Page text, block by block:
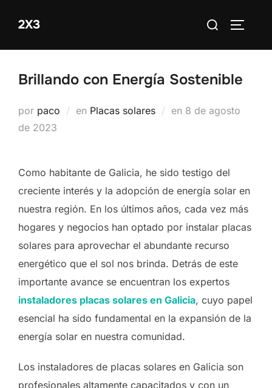
2X3 Buscar:
Brillando con Energía Sostenible
por paco en Placas solares en Publicado
8 de agosto
de 2023
Como habitante de Galicia, he sido testigo del
creciente interés y la adopción de energía solar en
nuestra región. En los últimos años, cada vez más
hogares y negocios han optado por instalar placas
solares para aprovechar el abundante recurso
energético que el sol nos brinda. Detrás de este
importante avance se encuentran los expertos
instaladores placas solares en Galicia, cuyo papel
esencial ha sido fundamental en la expansión de la
energía solar en nuestra comunidad.
Los instaladores de placas solares en Galicia son
profesionales altamente capacitados y con un